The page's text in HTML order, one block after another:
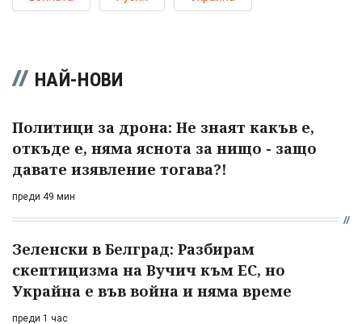
НАЙ-НОВИ
Политици за дрона: Не знаят какъв е,
откъде е, няма яснота за нищо - защо
давате изявление тогава?!
преди 49 мин
Зеленски в Белград: Разбирам
скептицизма на Вучич към ЕС, но
Украйна е във война и няма време
преди 1 час